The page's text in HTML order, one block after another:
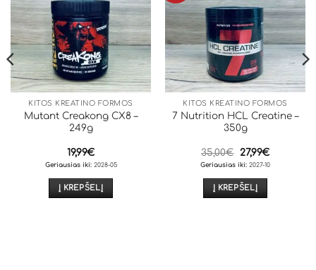
KITOS KREATINO FORMOS
Mutant Creakong CX8 –
249g
19,99€
Geriausias iki:2028-05
Į KREPŠELĮ
KITOS KREATINO FORMOS
7 Nutrition HCL Creatine –
350g
35,00€
Original
price
was:
35,00€.
27,99€Current
price
is:
Geriausias iki: 2027-10
Į KREPŠELĮ